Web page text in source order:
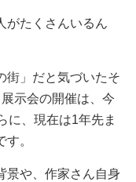
がたくさんいるん
街」だと気づいたそ
示会の開催は、今
に、現在は1年先ま
。
景や、作家さん自身